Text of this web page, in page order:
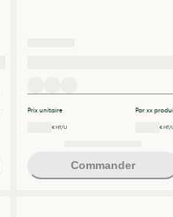
Prix unitaire
€ HT/U
Par xx
€ HT/
Commander